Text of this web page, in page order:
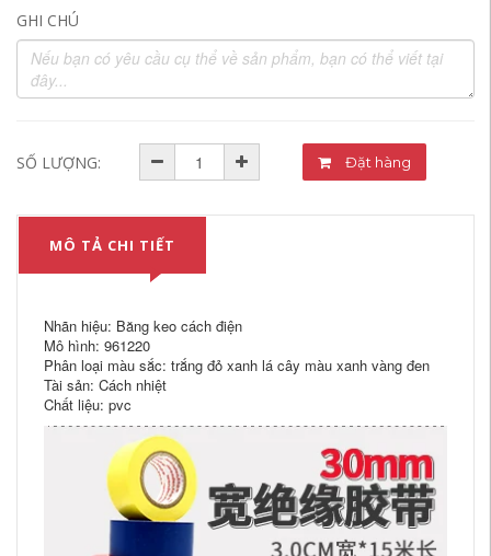
GHI CHÚ
SỐ LƯỢNG: Đặt hàng
MÔ TẢ CHI TIẾT
Nhãn hiệu: Băng keo cách điện
Mô hình: 961220
Phân loại màu sắc: trắng đỏ xanh lá cây màu xanh vàng đen
Tài sản: Cách nhiệt
Chất liệu: pvc